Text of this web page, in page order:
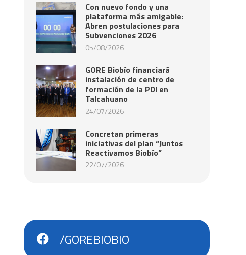
Con nuevo fondo y una
plataforma más amigable:
Abren postulaciones para
Subvenciones 2026
05/08/2026
GORE Biobío financiará
instalación de centro de
formación de la PDI en
Talcahuano
24/07/2026
Concretan primeras
iniciativas del plan “Juntos
Reactivamos Biobío”
22/07/2026
/GOREBIOBIO